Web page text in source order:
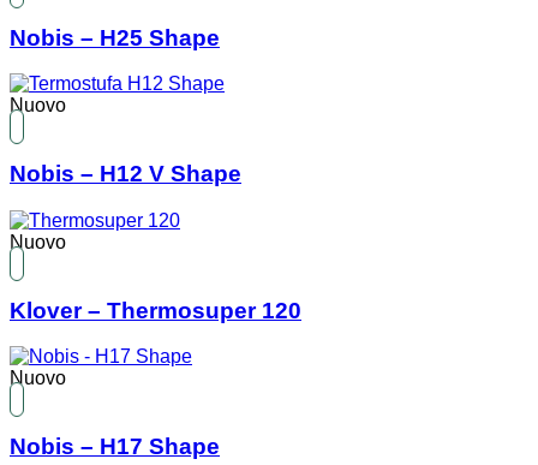
Nobis – H25 Shape
Nuovo
Nobis – H12 V Shape
Nuovo
Klover – Thermosuper 120
Nuovo
Nobis – H17 Shape